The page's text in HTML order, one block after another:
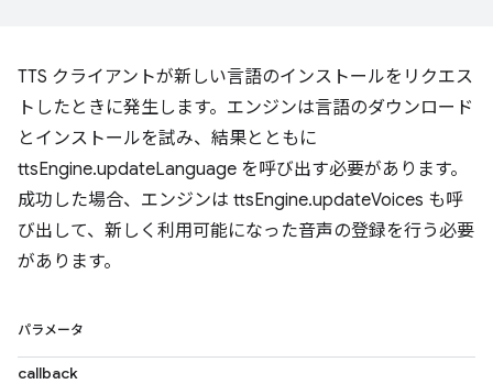
TTS クライアントが新しい言語のインストールをリクエス
トしたときに発生します。エンジンは言語のダウンロード
とインストールを試み、結果とともに
ttsEngine.updateLanguage を呼び出す必要があります。
成功した場合、エンジンは ttsEngine.updateVoices も呼
び出して、新しく利用可能になった音声の登録を行う必要
があります。
パラメータ
callback